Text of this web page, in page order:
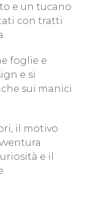
e un tucano
con tratti
foglie e
e si
sui manici
il motivo
e il